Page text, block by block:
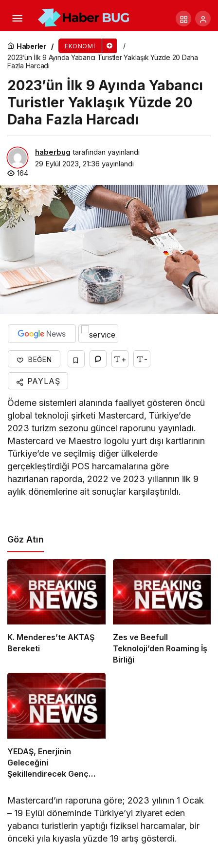
Haberler EKONOMI
2023’ün İlk 9 Ayında Yabancı Turistler Yaklaşık Yüzde 20 Daha
Fazla Harcadı
2023’ün İlk 9 Ayında Yabancı
Turistler Yaklaşık Yüzde 20
Daha Fazla Harcadı
haberbug tarafından yayınlandı
29 Eylül 2023, 21:36 yayınlandı
164
BEĞEN + -
PAYLAŞ
Ödeme sistemleri alanında faaliyet gösteren öncü
global teknoloji şirketi Mastercard, Türkiye’de
2023 turizm sezonu güncel raporunu yayınladı.
Mastercard ve Maestro logolu yurt dışı kartlarının
Türkiye’de ve seçilmiş diğer ülkelerde
gerçekleştirdiği POS harcamalarına göre
hazırlanan raporda, 2022 ve 2023 yıllarının ilk 9
aylık dönemlerine ait sonuçlar karşılaştırıldı.
Göz Atın
K. Menderes’te AKTAŞ
Bereketi
Zes ve Beefull
Teknoloji’den Roaming İş
Birliği
YEDAŞ, Enerjinin
Geleceğini
Şekillendirecek Genç
Mastercard’ın raporuna göre; 2023 yılının 1 Ocak
– 19 Eylül döneminde Türkiye’yi ziyaret eden
yabancı turistlerin yaptığı fiziksel harcamalar, bir
önceki yıla kıyasla yüzde 19 artış gösterdi.
Sürdürülebilir Bir Ekonomi için Sanal İkiz
Deneyimi: Dassault Systèmes Ezber Bozan
İnovasyonlarını 3DEXPERIENCE Forum 2023’te